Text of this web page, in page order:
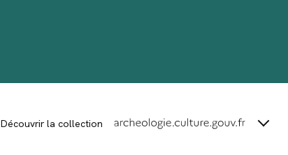
Découvrir la collection